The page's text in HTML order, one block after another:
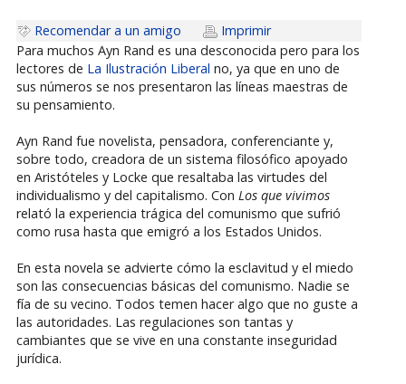
Recomendar a un amigo
Imprimir
Para muchos Ayn Rand es una desconocida pero para los
lectores de La Ilustración Liberal no, ya que en uno de
sus números se nos presentaron las líneas maestras de
su pensamiento.
Ayn Rand fue novelista, pensadora, conferenciante y,
sobre todo, creadora de un sistema filosófico apoyado
en Aristóteles y Locke que resaltaba las virtudes del
individualismo y del capitalismo. Con Los que vivimos
relató la experiencia trágica del comunismo que sufrió
como rusa hasta que emigró a los Estados Unidos.
En esta novela se advierte cómo la esclavitud y el miedo
son las consecuencias básicas del comunismo. Nadie se
fía de su vecino. Todos temen hacer algo que no guste a
las autoridades. Las regulaciones son tantas y
cambiantes que se vive en una constante inseguridad
jurídica.